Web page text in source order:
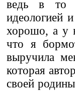
ведь в то
идеологией
хорошо, а у
что я
выручила
которая
своей